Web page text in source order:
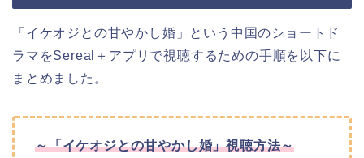
「イケオジとの甘やかし婚」という中国のショートド
ラマをSereal＋アプリで視聴するための手順を以下に
まとめました。
～「イケオジとの甘やかし婚」視聴方法～